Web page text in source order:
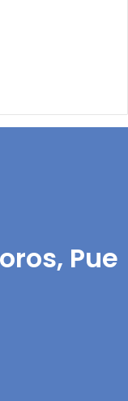
Pue